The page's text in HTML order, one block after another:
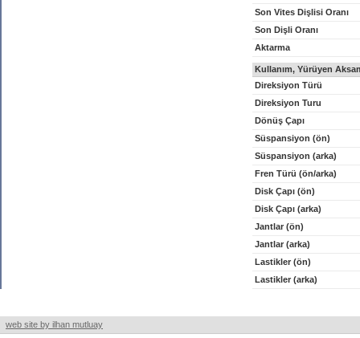
Son Vites Dişlisi Oranı
Son Dişli Oranı
Aktarma
Kullanım, Yürüyen
Direksiyon Türü
Direksiyon Turu
Dönüş Çapı
Süspansiyon (ön)
Süspansiyon (arka)
Fren Türü (ön/arka)
Disk Çapı (ön)
Disk Çapı (arka)
Jantlar (ön)
Jantlar (arka)
Lastikler (ön)
Lastikler (arka)
web site by ilhan mutluay